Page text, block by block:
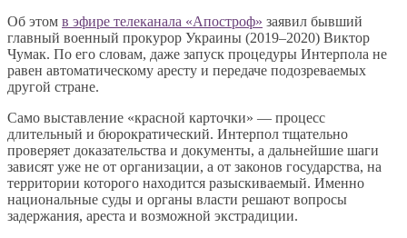
Об этом в эфире телеканала «Апостроф» заявил бывший
главный военный прокурор Украины (2019–2020) Виктор
Чумак. По его словам, даже запуск процедуры Интерпола не
равен автоматическому аресту и передаче подозреваемых
другой стране.
Само выставление «красной карточки» — процесс
длительный и бюрократический. Интерпол тщательно
проверяет доказательства и документы, а дальнейшие шаги
зависят уже не от организации, а от законов государства, на
территории которого находится разыскиваемый. Именно
национальные суды и органы власти решают вопросы
задержания, ареста и возможной экстрадиции.